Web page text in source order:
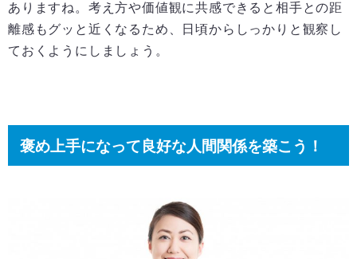
ありますね。考え方や価値観に共感できると相手との距
離感もグッと近くなるため、日頃からしっかりと観察し
ておくようにしましょう。
褒め上手になって良好な人間関係を築こう！